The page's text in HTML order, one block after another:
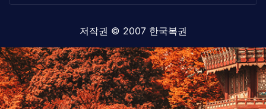
저작권 © 2007 한국복권